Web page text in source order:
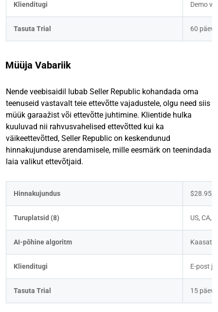
Klienditugi Demo
Tasuta Trial 60 päeva
Müüja Vabariik
Nende veebisaidil lubab Seller Republic kohandada oma
teenuseid vastavalt teie ettevõtte vajadustele, olgu need siis
müük garaažist või ettevõtte juhtimine. Klientide hulka
kuuluvad nii rahvusvahelised ettevõtted kui ka
väikeettevõtted, Seller Republic on keskendunud
hinnakujunduse arendamisele, mille eesmärk on teenindada
laia valikut ettevõtjaid.
Hinnakujundus $28.95/
Turuplatsid (8) US, CA,
AI-põhine algoritm
Klienditugi E-post
Tasuta Trial 15 päeva